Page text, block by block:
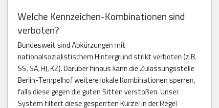
Welche Kennzeichen-Kombinationen sind
verboten?
Bundesweit sind Abkürzungen mit
nationalsozialistischem Hintergrund strikt verboten (z.B.
SS, SA, HJ, KZ). Darüber hinaus kann die Zulassungsstelle
Berlin-Tempelhof weitere lokale Kombinationen sperren,
falls diese gegen die guten Sitten verstoßen. Unser
System filtert diese gesperrten Kürzel in der Regel